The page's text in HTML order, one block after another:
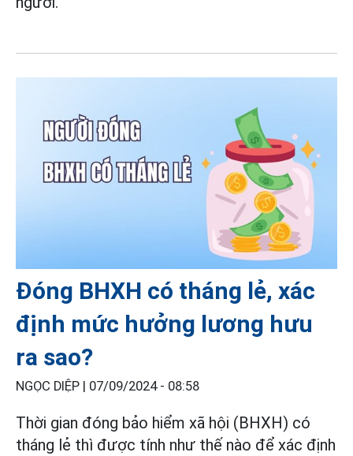
Đóng BHXH có tháng lẻ, xác
định mức hưởng lương hưu
ra sao?
NGỌC DIỆP | 07/09/2024 - 08:58
Thời gian đóng bảo hiểm xã hội (BHXH) có
tháng lẻ thì được tính như thế nào để xác định